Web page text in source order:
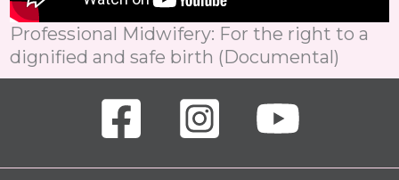
Professional Midwifery: For the right to a
dignified and safe birth (Documental)